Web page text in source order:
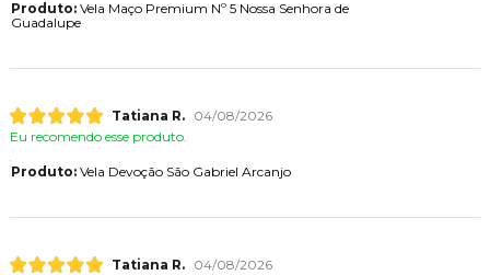
Produto:Vela Maço Premium Nº 5 Nossa Senhora de
Guadalupe
Tatiana R.
04/08/2026
Eu recomendo esse produto.
Produto:Vela Devoção São Gabriel Arcanjo
Tatiana R.
04/08/2026